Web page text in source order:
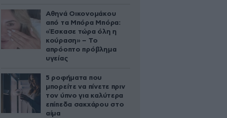
Αθηνά Οικονομάκου
από τα Μπόρα Μπόρα:
«Έσκασε τώρα όλη η
κούραση» – Το
απρόοπτο πρόβλημα
υγείας
5 ροφήματα που
μπορείτε να πίνετε πριν
τον ύπνο για καλύτερα
επίπεδα σακχάρου στο
αίμα